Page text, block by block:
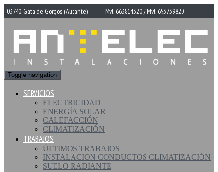
03740, Gata de Gorgos (Alicante) Mvl: 663814320 / Mvl: 693739820
Toggle navigation
SERVICIOS
ELECTRICIDAD
ENERGÍA SOLAR
CALEFACCIÓN
CLIMATIZACIÓN
TRABAJOS
ÚLTIMOS TRABAJOS
INSTALACIÓN CONDUCTOS CLIMATIZACIÓN
SUELO RADIANTE